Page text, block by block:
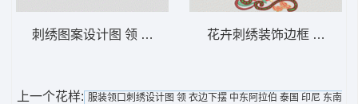
刺绣图案设计图 领 衣边下摆 中东阿拉伯 泰花卉刺绣装饰边框 领 衣
上一个花样: 服装领口刺绣设计图 领 衣边下摆 中东阿拉伯 泰国 印尼 东南